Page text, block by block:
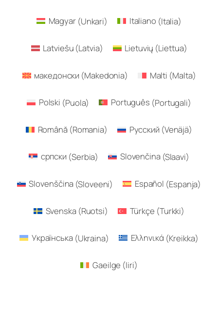
Magyar(Unkari) Italiano (Italia)
Latviešu (Latvia) Lietuvių (Liettua)
македонски (Makedonia) Malti (Malta)
Polski (Puola) Português (Portugali)
Română(Romania) Русский (Venäjä)
српски (Serbia) Slovenčina(Slaavi)
Slovenščina (Sloveeni) Español (Espanja)
Svenska(Ruotsi) Türkçe (Turkki)
Українська(Ukraina) Ελληνικά (Kreikka)
Gaeilge (Iiri)